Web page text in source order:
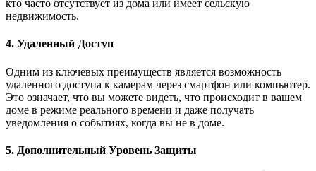
кто часто отсутствует из дома или имеет сельскую
недвижимость.
4. Удаленный Доступ
Одним из ключевых преимуществ является возможность
удаленного доступа к камерам через смартфон или компьютер.
Это означает, что вы можете видеть, что происходит в вашем
доме в режиме реального времени и даже получать
уведомления о событиях, когда вы не в доме.
5. Дополнительный Уровень Защиты